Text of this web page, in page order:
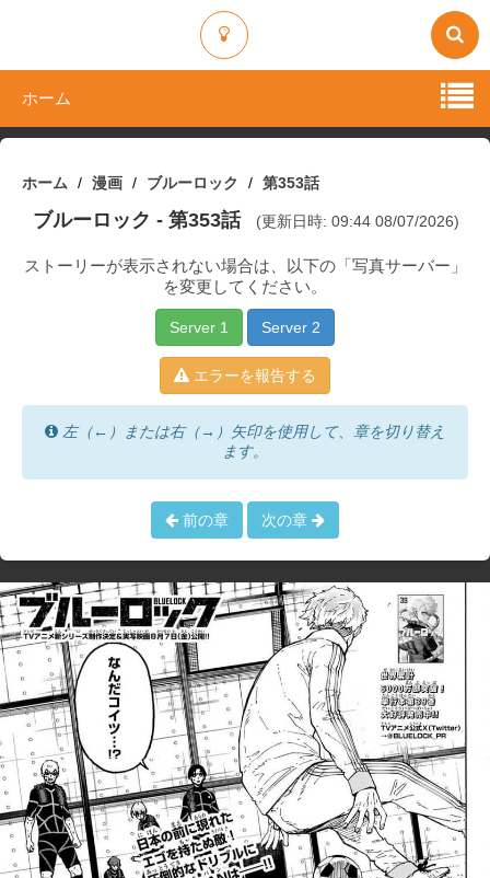
ホーム
ホーム 漫画 ブルーロック 第353話
ブルーロック - 第353話 (更新日時: 09:44 08/07/2026)
ストーリーが表示されない場合は、以下の「写真サーバー」
を変更してください。
Server 1 Server 2
エラーを報告する
左（←）または右（→）矢印を使用して、章を切り替え
ます。
前の章 次の章